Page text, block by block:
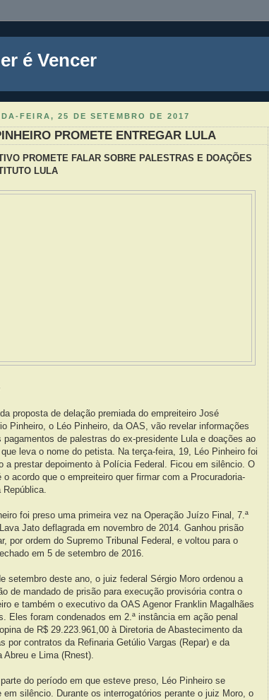
é Vencer
FEIRA, 25 DE SETEMBRO DE 2017
PROMETE ENTREGAR LULA
PROMETE FALAR SOBRE PALESTRAS E DOAÇÕES
LULA
proposta de delação premiada do empreiteiro José
Pinheiro, o Léo Pinheiro, da OAS, vão revelar informações
pagamentos de palestras do ex-presidente Lula e doações ao
leva o nome do petista. Na terça-feira, 19, Léo Pinheiro foi
a prestar depoimento à Polícia Federal. Ficou em silêncio. O
o acordo que o empreiteiro quer firmar com a Procuradoria-
República.
foi preso uma primeira vez na Operação Juízo Final, 7.ª
Jato deflagrada em novembro de 2014. Ganhou prisão
por ordem do Supremo Tribunal Federal, e voltou para o
em 5 de setembro de 2016.
setembro deste ano, o juiz federal Sérgio Moro ordenou a
de mandado de prisão para execução provisória contra o
e também o executivo da OAS Agenor Franklin Magalhães
Eles foram condenados em 2.ª instância em ação penal
de R$ 29.223.961,00 à Diretoria de Abastecimento da
por contratos da Refinaria Getúlio Vargas (Repar) e da
Abreu e Lima (Rnest).
parte do período em que esteve preso, Léo Pinheiro se
em silêncio. Durante os interrogatórios perante o juiz Moro, o